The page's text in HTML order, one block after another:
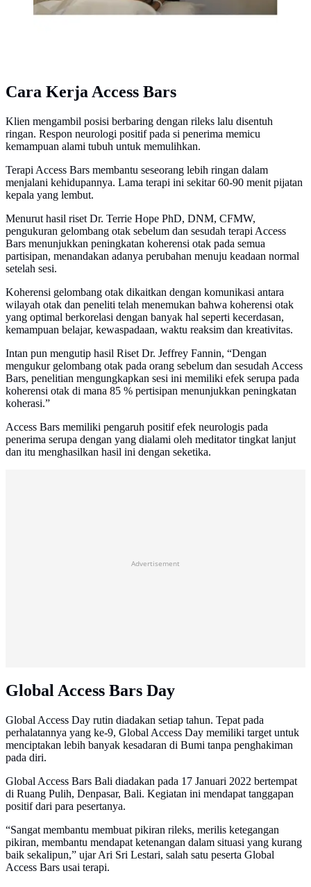
Cara Kerja Access Bars
Klien mengambil posisi berbaring dengan rileks lalu disentuh
ringan. Respon neurologi positif pada si penerima memicu
kemampuan alami tubuh untuk memulihkan.
Terapi Access Bars membantu seseorang lebih ringan dalam
menjalani kehidupannya. Lama terapi ini sekitar 60-90 menit pijatan
kepala yang lembut.
Menurut hasil riset Dr. Terrie Hope PhD, DNM, CFMW,
pengukuran gelombang otak sebelum dan sesudah terapi Access
Bars menunjukkan peningkatan koherensi otak pada semua
partisipan, menandakan adanya perubahan menuju keadaan normal
setelah sesi.
Koherensi gelombang otak dikaitkan dengan komunikasi antara
wilayah otak dan peneliti telah menemukan bahwa koherensi otak
yang optimal berkorelasi dengan banyak hal seperti kecerdasan,
kemampuan belajar, kewaspadaan, waktu reaksim dan kreativitas.
Intan pun mengutip hasil Riset Dr. Jeffrey Fannin, “Dengan
mengukur gelombang otak pada orang sebelum dan sesudah Access
Bars, penelitian mengungkapkan sesi ini memiliki efek serupa pada
koherensi otak di mana 85 % pertisipan menunjukkan peningkatan
koherasi.”
Access Bars memiliki pengaruh positif efek neurologis pada
penerima serupa dengan yang dialami oleh meditator tingkat lanjut
dan itu menghasilkan hasil ini dengan seketika.
Advertisement
Global Access Bars Day
Global Access Day rutin diadakan setiap tahun. Tepat pada
perhalatannya yang ke-9, Global Access Day memiliki target untuk
menciptakan lebih banyak kesadaran di Bumi tanpa penghakiman
pada diri.
Global Access Bars Bali diadakan pada 17 Januari 2022 bertempat
di Ruang Pulih, Denpasar, Bali. Kegiatan ini mendapat tanggapan
positif dari para pesertanya.
“Sangat membantu membuat pikiran rileks, merilis ketegangan
pikiran, membantu mendapat ketenangan dalam situasi yang kurang
baik sekalipun,” ujar Ari Sri Lestari, salah satu peserta Global
Access Bars usai terapi.